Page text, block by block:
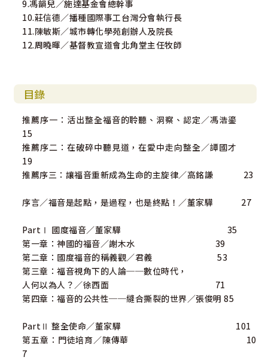
9.馮韻兒／施達基金會總幹事
10.莊信德／播種國際事工台灣分會執行長
11.陳敏斯／城市轉化學苑創辦人及院長
12.周曉暉／基督教宣道會北角堂主任牧師
目錄
推薦序一：活出整全福音的聆聽、洞察、認定／馮浩鎏
15
推薦序二：在破碎中聽見道，在愛中走向整全／譚國才
19
推薦序三：讓福音重新成為生命的主旋律／高銘謙 23
序言／福音是起點，是過程，也是終點！／董家驊 27
PartⅠ 國度福音／董家驊 35
第一章：神國的福音／謝木水 39
第二章：國度福音的稱義觀／君義 53
第三章：福音視角下的人論──數位時代，
人何以為人？／徐西面 71
第四章：福音的公共性──縫合撕裂的世界／張俊明 85
PartⅡ 整全使命／董家驊 101
第五章：門徒培育／陳傳華 10
7